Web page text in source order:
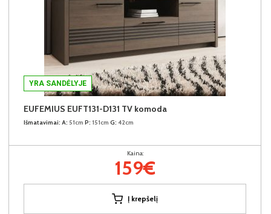
YRA SANDĖLYJE
EUFEMIUS EUFT131-D131 TV komoda
Išmatavimai: A: 51cm P: 151cm G: 42cm
Kaina:
159€
Į krepšelį